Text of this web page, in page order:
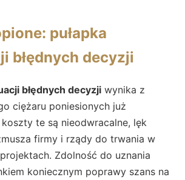
pułapka
błędnych decyzji
błędnych decyzji wynika z
ciężaru poniesionych już
koszty te są nieodwracalne, lęk
firmy i rządy do trwania w
Zdolność do uznania
koniecznym poprawy szans na